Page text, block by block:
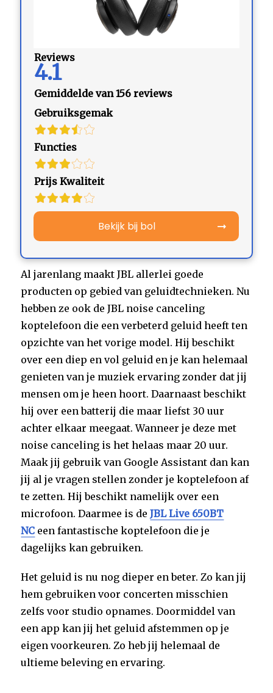
Reviews
4.1
Gemiddelde van 156 reviews
Gebruiksgemak
Functies
Prijs Kwaliteit
Bekijk bij bol
Al jarenlang maakt JBL allerlei goede
producten op gebied van geluidtechnieken. Nu
hebben ze ook de JBL noise canceling
koptelefoon die een verbeterd geluid heeft ten
opzichte van het vorige model. Hij beschikt
over een diep en vol geluid en je kan helemaal
genieten van je muziek ervaring zonder dat jij
mensen om je heen hoort. Daarnaast beschikt
hij over een batterij die maar liefst 30 uur
achter elkaar meegaat. Wanneer je deze met
noise canceling is het helaas maar 20 uur.
Maak jij gebruik van Google Assistant dan kan
jij al je vragen stellen zonder je koptelefoon af
te zetten. Hij beschikt namelijk over een
microfoon. Daarmee is deJBL Live 650BT
NC een fantastische koptelefoon die je
dagelijks kan gebruiken.
Het geluid is nu nog dieper en beter. Zo kan jij
hem gebruiken voor concerten misschien
zelfs voor studio opnames. Doormiddel van
een app kan jij het geluid afstemmen op je
eigen voorkeuren. Zo heb jij helemaal de
ultieme beleving en ervaring.